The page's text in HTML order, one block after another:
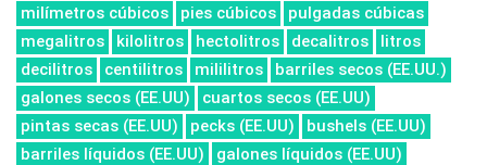
milímetros cúbicos
pies cúbicos
pulgadas cúbicas
megalitros
kilolitros hectolitros decalitros
litros
decilitros
centilitros mililitros
barriles secos (EE.UU.)
galones secos (EE.UU)
cuartos secos (EE.UU)
pintas secas (EE.UU)
pecks (EE.UU)
bushels (EE.UU)
barriles líquidos (EE.UU)
galones líquidos (EE.UU)